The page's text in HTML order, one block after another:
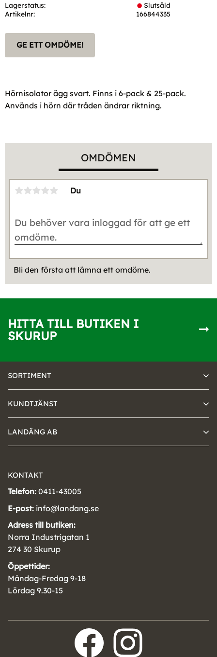
Lagerstatus
Slutsåld
Artikelnr
166844335
GE ETT OMDÖME!
Hörnisolator ägg svart. Finns i 6-pack & 25-pack.
Används i hörn där tråden ändrar riktning.
OMDÖMEN
Du
Bli den första att lämna ett omdöme.
HITTA TILL BUTIKEN I
SKURUP
SORTIMENT
KUNDTJÄNST
LANDÄNG AB
KONTAKT
Telefon: 0411-43005
E-post: info@landang.se
Adress till butiken:
Norra Industrigatan 1
274 30 Skurup
Öppettider:
Måndag-Fredag 9-18
Lördag 9.30-15